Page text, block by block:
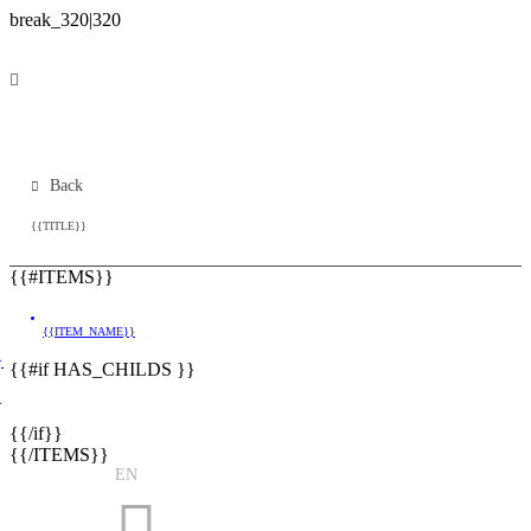
Back
{{TITLE}}
{{#ITEMS}}
{{ITEM_NAME}}
{{#if HAS_CHILDS }}
{{/if}}
{{/ITEMS}}
EN